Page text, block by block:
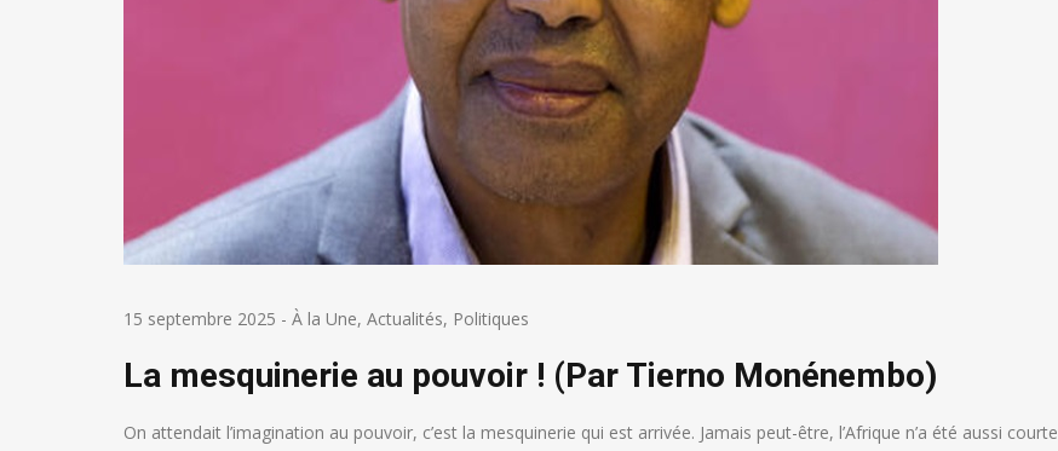
15 septembre 2025 - À la Une, Actualités, Politiques
La mesquinerie au pouvoir ! (Par Tierno Monénembo)
On attendait l’imagination au pouvoir, c’est la mesquinerie qui est arrivée. Jamais peut-être, l’Afrique n’a été aussi courte